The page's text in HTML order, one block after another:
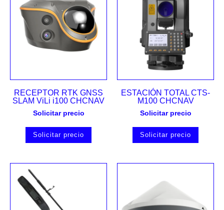
RECEPTOR RTK GNSS
SLAM ViLi i100 CHCNAV
Solicitar precio
Solicitar precio
ESTACIÓN TOTAL CTS-
M100 CHCNAV
Solicitar precio
Solicitar precio